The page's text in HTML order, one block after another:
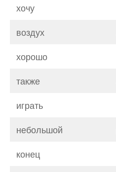
хочу
воздух
хорошо
также
играть
небольшой
конец